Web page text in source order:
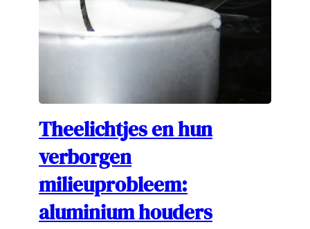
Theelichtjes en hun
verborgen
milieuprobleem:
aluminium houders